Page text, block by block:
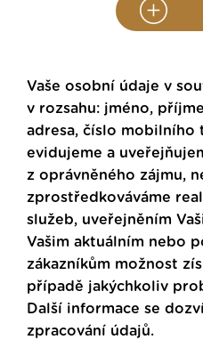
Vaše osobní údaje v
v rozsahu: jméno,
adresa, číslo mobilního
evidujeme a
z oprávněného zájmu,
zprostředkováváme
služeb, uveřejněním
Vašim aktuálním nebo
zákazníkům možnost
případě jakýchkoliv
Další informace se
zpracování údajů.